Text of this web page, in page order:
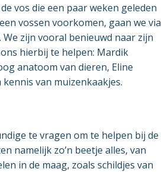
vos die een paar weken geleden
vossen voorkomen, gaan we via
zijn vooral benieuwd naar zijn
hierbij te helpen: Mardik
anatoom van dieren, Eline
van muizenkaakjes.
te vragen om te helpen bij de
namelijk zo’n beetje alles, van
in de maag, zoals schildjes van